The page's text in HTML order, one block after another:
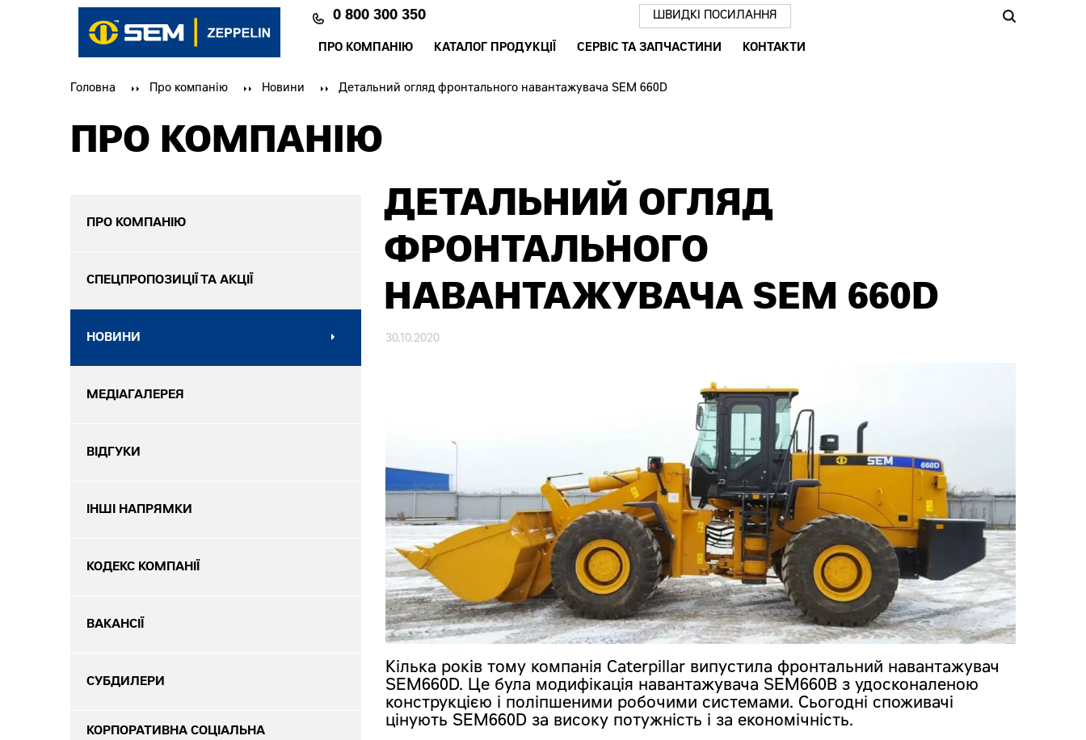
0 800 300 350
ПРО КОМПАНІЮ КАТАЛОГ ПРОДУКЦІЇ СЕРВІС ТА ЗАПЧАСТИНИ КОНТАКТИ
ШВИДКІ ПОСИЛАННЯ
Головна Про компанію Новини Детальний огляд фронтального навантажувача SEM 660D
ПРО КОМПАНІЮ
ПРО КОМПАНІЮ
СПЕЦПРОПОЗИЦІЇ ТА АКЦІЇ
НОВИНИ
МЕДІАГАЛЕРЕЯ
ВІДГУКИ
ІНШІ НАПРЯМКИ
КОДЕКС КОМПАНІЇ
ВАКАНСІЇ
СУБДИЛЕРИ
КОРПОРАТИВНА СОЦІАЛЬНА
ДЕТАЛЬНИЙ ОГЛЯД
ФРОНТАЛЬНОГО
НАВАНТАЖУВАЧА SEM 660D
30.10.2020
Кілька років тому компанія Caterpillar випустила фронтальний навантажувач
SEM660D. Це була модифікація навантажувача SEM660B з удосконаленою
конструкцією і поліпшеними робочими системами. Сьогодні споживачі
цінують SEM660D за високу потужність і за економічність.